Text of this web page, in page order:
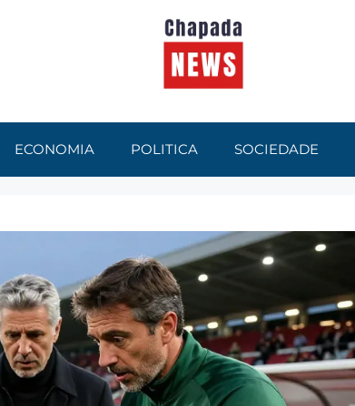
ECONOMIA POLITICA SOCIEDADE